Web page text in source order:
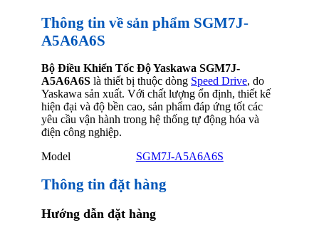
Thông tin về sản phẩm SGM7J-
A5A6A6S
Bộ Điều Khiển Tốc Độ Yaskawa SGM7J-
A5A6A6S là thiết bị thuộc dòng Speed Drive, do
Yaskawa sản xuất. Với chất lượng ổn định, thiết kế
hiện đại và độ bền cao, sản phẩm đáp ứng tốt các
yêu cầu vận hành trong hệ thống tự động hóa và
điện công nghiệp.
Model
SGM7J-A5A6A6S
Thông tin đặt hàng
Hướng dẫn đặt hàng